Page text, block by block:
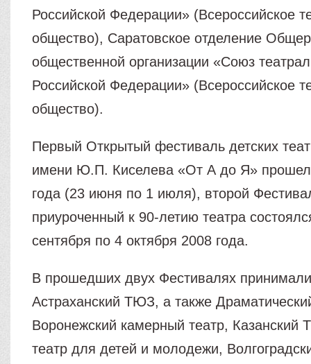
Российской Федерации» (Всероссийское
общество), Саратовское отделение
общественной организации «Союз
Российской Федерации» (Всероссийское
общество).
Первый Открытый фестиваль детских
имени Ю.П. Киселева «От А до Я»
года (23 июня по 1 июля), второй
приуроченный к 90-летию театра
сентября по 4 октября 2008 года.
В прошедших двух Фестивалях принимали
Астраханский ТЮЗ, а также
Воронежский камерный театр, Казанский
театр для детей и молодежи,